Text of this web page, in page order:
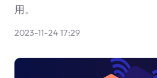
用。
2023-11-24 17:29